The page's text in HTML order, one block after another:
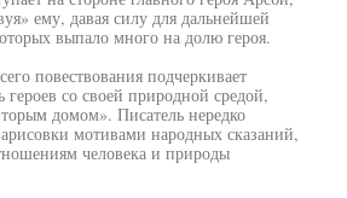
ему, давая силу для дальнейшей
выпало много на долю героя.
повествования подчеркивает
героев со своей природной средой,
домом». Писатель нередко
мотивами народных сказаний,
человека и природы